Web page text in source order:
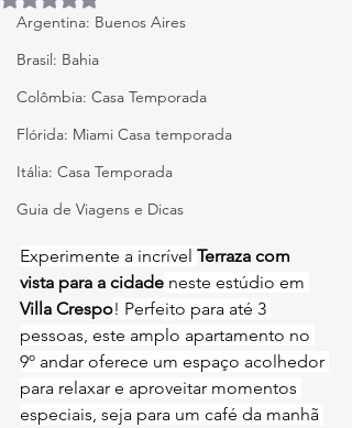
Argentina: Buenos Aires
Brasil: Bahia
Colômbia: Casa Temporada
Flórida: Miami Casa temporada
Itália: Casa Temporada
Guia de Viagens e Dicas
Experimente a incrível Terraza com
vista para a cidade neste estúdio em
Villa Crespo! Perfeito para até 3
pessoas, este amplo apartamento no
9º andar oferece um espaço acolhedor
para relaxar e aproveitar momentos
especiais, seja para um café da manhã